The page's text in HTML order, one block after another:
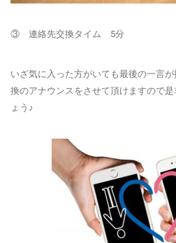
③ 連絡先交換タイム 5分
いざ気に入った方がいても最後の一言
換のアナウンスをさせて頂けますので
ょう♪